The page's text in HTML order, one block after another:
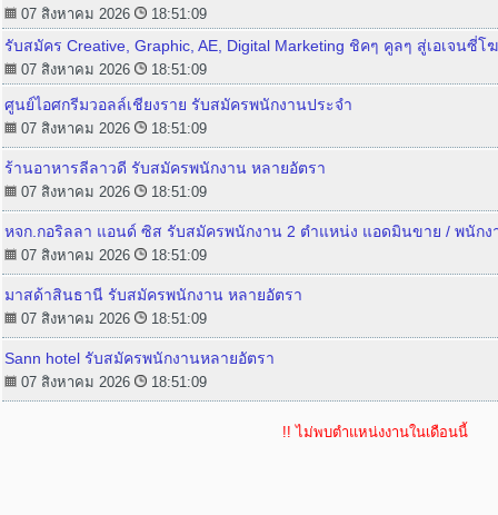
07 สิงหาคม 2026 18:51:09
รับสมัคร Creative, Graphic, AE, Digital Marketing ชิคๆ คูลๆ สู่เอเจนซี่โ
07 สิงหาคม 2026 18:51:09
ศูนย์ไอศกรีมวอลล์เชียงราย รับสมัครพนักงานประจำ
07 สิงหาคม 2026 18:51:09
ร้านอาหารลีลาวดี รับสมัครพนักงาน หลายอัตรา
07 สิงหาคม 2026 18:51:09
หจก.กอริลลา แอนด์ ซิส รับสมัครพนักงาน 2 ตำแหน่ง แอดมินขาย / พนัก
07 สิงหาคม 2026 18:51:09
มาสด้าสินธานี รับสมัครพนักงาน หลายอัตรา
07 สิงหาคม 2026 18:51:09
Sann hotel รับสมัครพนักงานหลายอัตรา
07 สิงหาคม 2026 18:51:09
!! ไม่พบตำแหน่งงานในเดือนนี้